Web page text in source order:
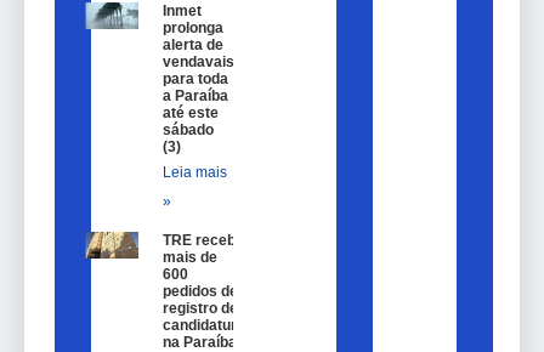
Inmet
prolonga
alerta de
vendavais
para toda
a Paraíba
até este
sábado
(3)
Leia mais
»
TRE recebe
mais de
600
pedidos de
registro de
candidatura
na Paraíba